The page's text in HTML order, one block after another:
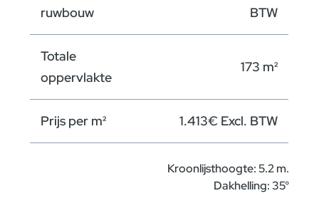
ruwbouw
BTW
Totale
oppervlakte
173 m²
Prijs per m² 1.413€ Excl. BTW
Kroonlijsthoogte: 5.2 m.
Dakhelling: 35°